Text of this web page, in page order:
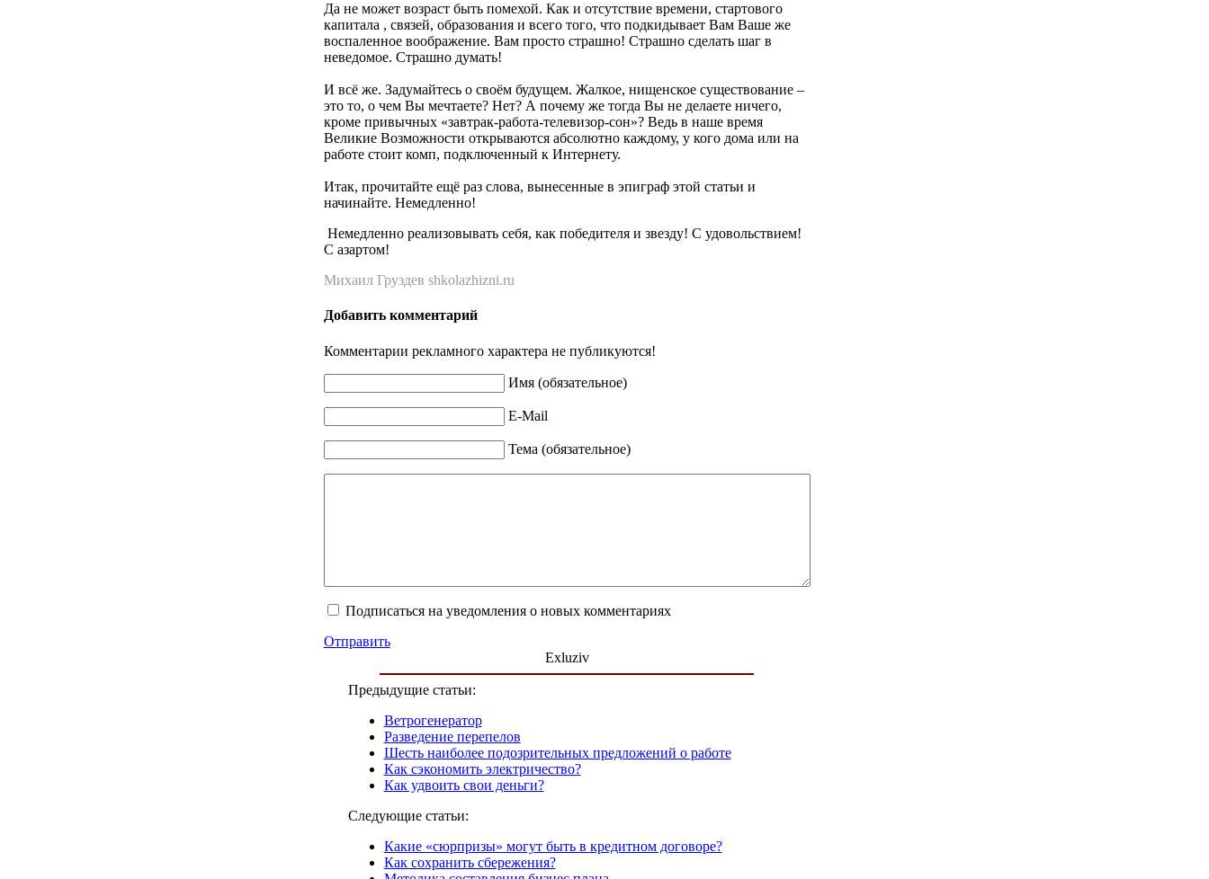
Да не может возраст быть помехой. Как и отсутствие времени, стартового
капитала , связей, образования и всего того, что подкидывает Вам Ваше же
воспаленное воображение. Вам просто страшно! Страшно сделать шаг в
неведомое. Страшно думать!
И всё же. Задумайтесь о своём будущем. Жалкое, нищенское существование –
это то, о чем Вы мечтаете? Нет? А почему же тогда Вы не делаете ничего,
кроме привычных «завтрак-работа-телевизор-сон»? Ведь в наше время
Великие Возможности открываются абсолютно каждому, у кого дома или на
работе стоит комп, подключенный к Интернету.
Итак, прочитайте ещё раз слова, вынесенные в эпиграф этой статьи и
начинайте. Немедленно!
Немедленно реализовывать себя, как победителя и звезду! С удовольствием!
С азартом!
Михаил Груздев shkolazhizni.ru
Добавить комментарий
Комментарии рекламного характера не публикуются!
Имя (обязательное)
E-Mail
Тема (обязательное)
Подписаться на уведомления о новых комментариях
Отправить
Exluziv
Предыдущие статьи:
Ветрогенератор
Разведение перепелов
Шесть наиболее подозрительных предложений о работе
Как сэкономить электричество?
Как удвоить свои деньги?
Следующие статьи:
Какие «сюрпризы» могут быть в кредитном договоре?
Как сохранить сбережения?